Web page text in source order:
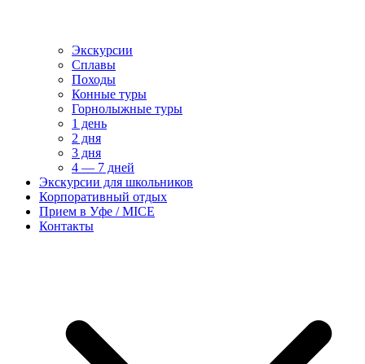
Экскурсии
Сплавы
Походы
Конные туры
Горнолыжные туры
1 день
2 дня
3 дня
4 — 7 дней
Экскурсии для школьников
Корпоративный отдых
Прием в Уфе / MICE
Контакты